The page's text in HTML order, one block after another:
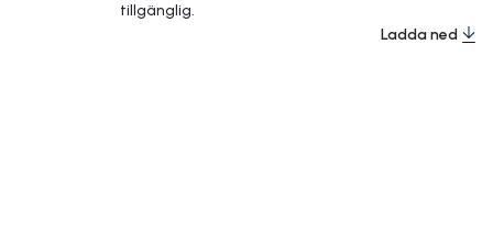
tillgänglig.
Ladda ned